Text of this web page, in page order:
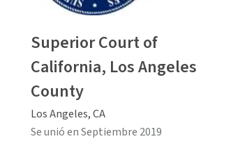
Superior Court of
California, Los Angeles
County
Los Angeles, CA
Se unió en Septiembre 2019